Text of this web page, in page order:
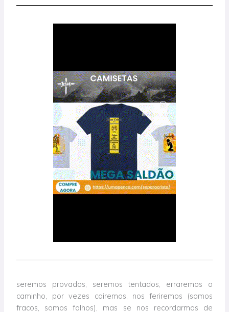
seremos provados, seremos tentados, erraremos o
caminho, por vezes cairemos, nos feriremos (somos
fracos, somos falhos), mas se nos recordarmos de